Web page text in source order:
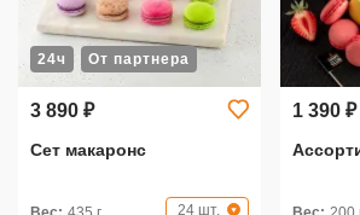
24ч От партнера
3 890 ₽
Сет макаронс
24 шт.
1 390 ₽